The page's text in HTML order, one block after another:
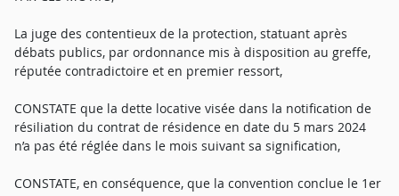
La juge des contentieux de la protection, statuant après
débats publics, par ordonnance mis à disposition au greffe,
réputée contradictoire et en premier ressort,
CONSTATE que la dette locative visée dans la notification de
résiliation du contrat de résidence en date du 5 mars 2024
n’a pas été réglée dans le mois suivant sa signification,
CONSTATE, en conséquence, que la convention conclue le 1er